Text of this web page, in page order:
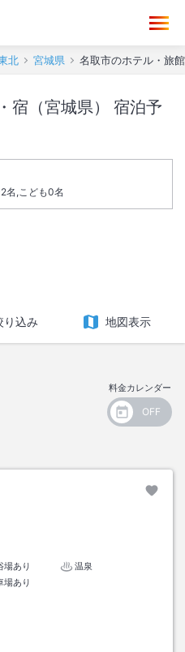
北 宮城県 名取市のホテル・旅
宮城県） 宿泊予
名,こども0名
り込み 地図表示
料金カレンダー
場あり
温泉
場あり